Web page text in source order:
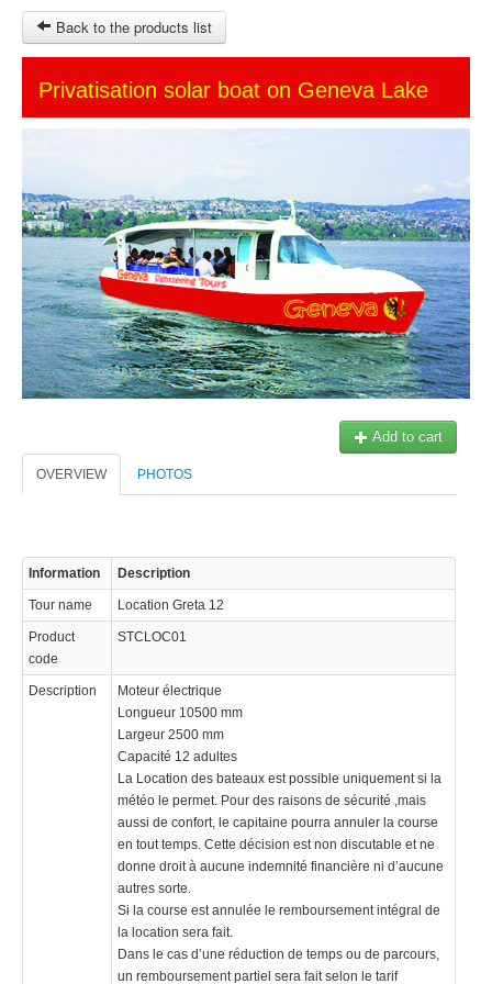
$
MY CART
SIGN IN
Back to the products list
Privatisation solar boat on Geneva Lake
Add to cart
OVERVIEW PHOTOS
Information Description
Tour name Location Greta 12
Product
code
STCLOC01
Description
Moteur électrique
Longueur 10500 mm
Largeur 2500 mm
Capacité 12 adultes
La Location des bateaux est possible uniquement si la
météo le permet. Pour des raisons de sécurité ,mais
aussi de confort, le capitaine pourra annuler la course
en tout temps. Cette décision est non discutable et ne
donne droit à aucune indemnité financière ni d’aucune
autres sorte.
Si la course est annulée le remboursement intégral de
la location sera fait.
Dans le cas d’une réduction de temps ou de parcours,
un remboursement partiel sera fait selon le tarif
Ticket-Point Keytours Transfers Service
© 2023 Swisstours Transports SA - All rights reserved.